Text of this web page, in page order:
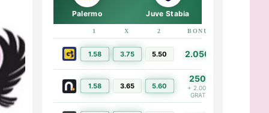
Palermo Juve Stabia
1 X 2 BONUS
1.58 3.75 5.50 2.050€
1.58 3.65 5.60
250€
+ 2.000€
GRATIS